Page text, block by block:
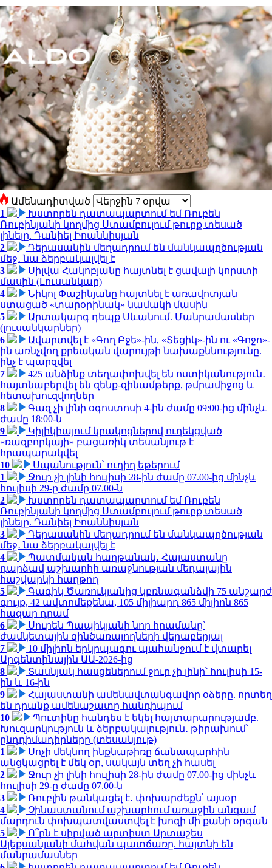
Ամենադիտված
1
Խստորեն դատապարտում եմ Ռուբեն
Ռուբինյանի կողմից Ստամբուլում թուրք տեսած
լինելը. Դանիել Իոաննիսյան
2
Դերասանին մեղադրում են մանկապղծության
մեջ․ նա ձերբակալվել է
3
Սիլվա Հակոբյանը հայտնել է ցավալի կորստի
մասին (Լուսանկար)
4
Նիկոլ Փաշինյանը հայտնել է առավոտյան
ստացած «տարօրինակ» նամակի մասին
5
Արտակարգ դեպք Սևանում. Մանրամասներ
(լուսանկարներ)
6
Ավարտվել է «Գող Բջե»-ին, «Տեցիկ»-ին ու «Գոջո»-
ին առնչվող քրեական վարույթի նախաքննությունը.
ինչ է պարզվել
7
425 անձինք տեղափոխվել են ոստիկանություն․
հայտնաբերվել են զենք-զինամթերք, թմրամիջոց և
հետախուզվողներ
8
Գազ չի լինի օգոստոսի 4-ին ժամը 09:00-ից մինչև
ժամը 18:00-ն
9
Կիլիկիայում կրակոցներով ուղեկցված
«ռազբորկայի» բացառիկ տեսանյութ է
հրապարակվել
10
Սպանություն՝ ուղիղ եթերում
1
Ջուր չի լինի հուլիսի 28-ին ժամը 07.00-ից մինչև
հուլիսի 29-ը ժամը 07.00-ն
2
Խստորեն դատապարտում եմ Ռուբեն
Ռուբինյանի կողմից Ստամբուլում թուրք տեսած
լինելը. Դանիել Իոաննիսյան
3
Դերասանին մեղադրում են մանկապղծության
մեջ․ նա ձերբակալվել է
4
Պատմական հաղթանակ․ Հայաստանը
դարձավ աշխարհի առաջնության մեդալային
հաշվարկի հաղթող
5
Գագիկ Ծառուկյանից կբռնագանձվի 75 անշարժ
գույք, 42 ավտոմեքենա, 105 միլիարդ 865 միլիոն 865
հազար դրամ
6
Սուրեն Պապիկյանի նոր հրամանը՝
ժամկետային զինծառայողների վերաբերյալ
7
10 միլիոն երկրպագու պահանջում է վտարել
Արգենտինային ԱԱ-2026-ից
8
Տասնյակ հասցեներում ջուր չի լինի՝ հուլիսի 15-
ին և 16-ին
9
Հայաստանի ամենավտանգավոր օձերը. որտեղ
են դրանք ամենաշատը հանդիպում
10
Պուտինը հանդես է եկել հայտարարությամբ.
Խուզարկություն և ձերբակալություն․ թիրախում՝
ընդդիմադիրները (տեսանյութ)
1
Սոչի մեկնող ինքնաթիռը ճանապարհին
անցկացրել է մեկ օր, սակայն տեղ չի հասել
2
Ջուր չի լինի հուլիսի 28-ին ժամը 07.00-ից մինչև
հուլիսի 29-ը ժամը 07.00-ն
3
Ռուբլին թանկացել է․ փոխարժեքն՝ այսօր
4
Չինաստանում աշխարհում առաջին անգամ
մարդուն փոխպատվաստվել է խոզի մի քանի օրգան
5
Ո՞րն է սիրված արտիստ Արտաշես
Ալեքսանյանի մահվան պատճառը. հայտնի են
մանրամասներ